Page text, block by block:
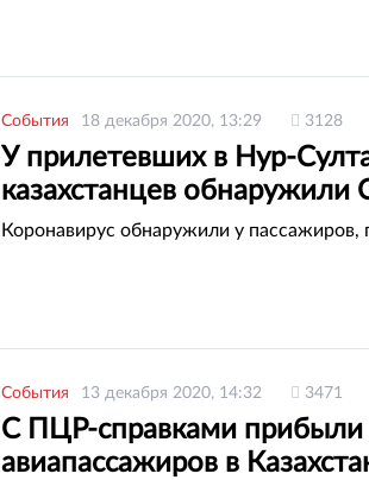
События 18 декабря 2020, 13:29 3128
У прилетевших в Нур-
казахстанцев обнаружили
Коронавирус обнаружили у
События 13 декабря 2020, 14:32 3471
С ПЦР-справками прибыли
авиапассажиров в